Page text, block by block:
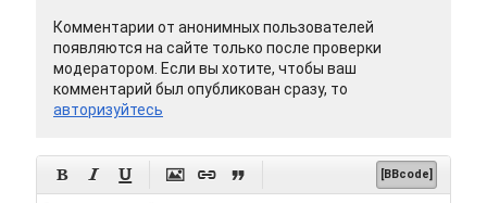
Комментарии от анонимных пользователей
появляются на сайте только после проверки
модератором. Если вы хотите, чтобы ваш
комментарий был опубликован сразу, то
авторизуйтесь
      [BBcode]